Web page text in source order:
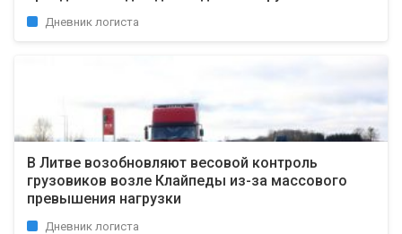
Дневник логиста
В Литве возобновляют весовой контроль
грузовиков возле Клайпеды из-за массового
превышения нагрузки
Дневник логиста